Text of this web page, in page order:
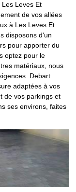
Les Leves Et
de vos allées
à Les Leves Et
disposons d'un
pour apporter du
optez pour le
matériaux, nous
Debart
adaptées à vos
de vos parkings et
ses environs, faites